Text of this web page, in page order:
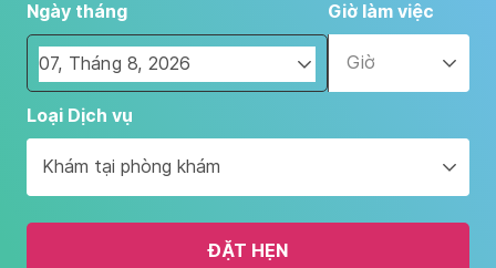
Ngày tháng
Navigate
forward
interact
with
the
Giờ làm việc
Giờ
Loại Dịch vụ
Khám tại phòng khám
ĐẶT HẸN